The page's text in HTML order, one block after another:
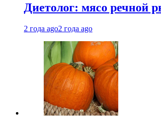
Диетолог: мясо речной
2 года ago2 года ago